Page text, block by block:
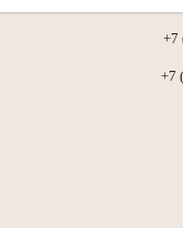
+7
+7